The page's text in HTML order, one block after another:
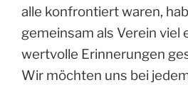
alle konfrontiert waren,
gemeinsam als Verein viel
wertvolle Erinnerungen
Wir möchten uns bei